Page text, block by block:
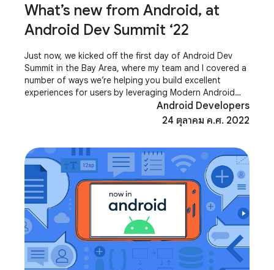
What’s new from Android, at
Android Dev Summit ‘22
Just now, we kicked off the first day of Android Dev
Summit in the Bay Area, where my team and I covered a
number of ways we’re helping you build excellent
experiences for users by leveraging Modern Android
Development, which can help you extendAndroid Developers
24 ตุลาคม ค.ศ. 2022